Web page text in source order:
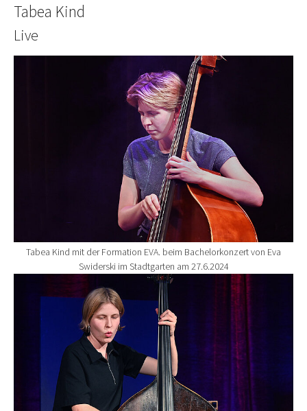
Tabea Kind
Live
Tabea Kind mit der Formation EVA. beim Bachelorkonzert von Eva
Swiderski im Stadtgarten am 27.6.2024
Show larger version for: